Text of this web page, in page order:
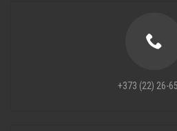
+373 (22) 26-